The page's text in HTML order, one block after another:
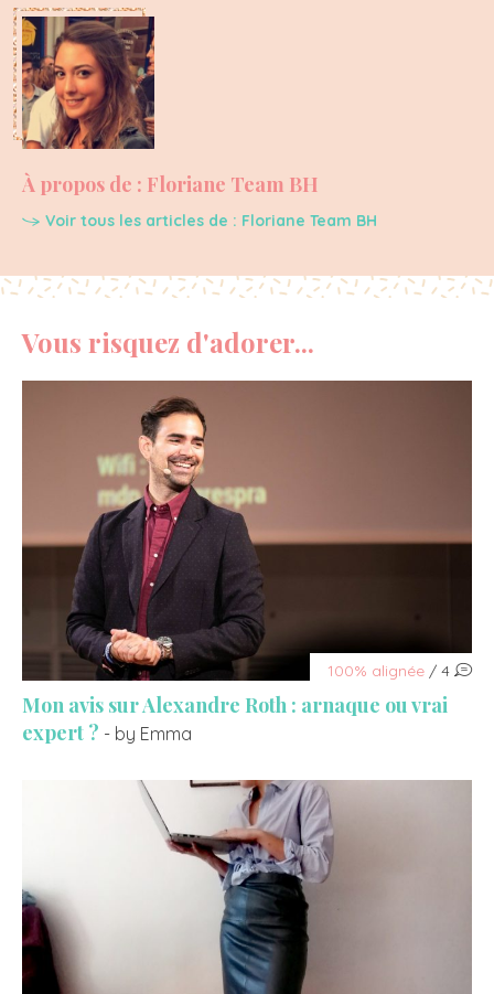
À propos de : Floriane Team BH
Voir tous les articles de : Floriane Team BH
Vous risquez d'adorer...
100% alignée / 4
Mon avis sur Alexandre Roth : arnaque ou vrai
expert ? - by Emma